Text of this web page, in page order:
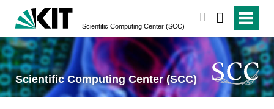
Scientific Computing Center (SCC)
Scientific Computing Center (SCC)